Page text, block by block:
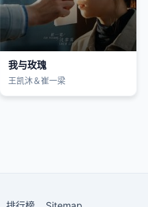
我与玫瑰
王凯沐＆崔一梁